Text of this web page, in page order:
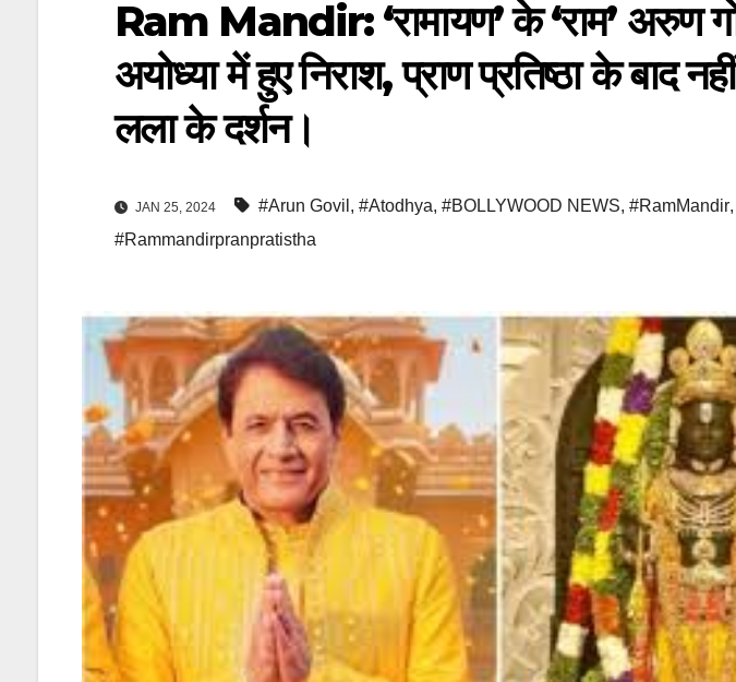
Ram Mandir: ‘रामायण’ के ‘राम’ अरुण
अयोध्या में हुए निराश, प्राण प्रतिष्ठा के बाद
लला के दर्शन।
JAN 25, 2024 #Arun Govil , #Atodhya, #BOLLYWOOD NEWS, #RamMandir,
#Rammandirpranpratistha